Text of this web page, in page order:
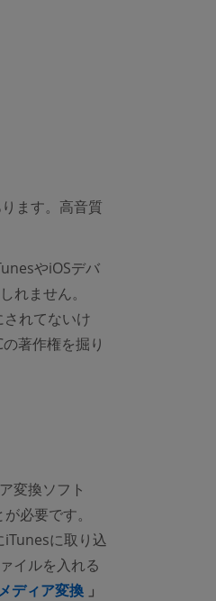
ます。高音質
やiOSデバ
れません。
れてないけ
著作権を掘り
変換ソフト
必要です。
iTunesに取り込
イルを入れる
ディア変換 (opens new window)
」